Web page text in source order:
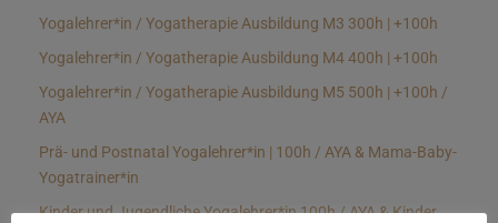
Yogalehrer*in / Yogatherapie Ausbildung M3 300h | +100h
Yogalehrer*in / Yogatherapie Ausbildung M4 400h | +100h
Yogalehrer*in / Yogatherapie Ausbildung M5 500h | +100h /
AYA
Prä- und Postnatal Yogalehrer*in | 100h / AYA & Mama-Baby-
Yogatrainer*in
Kinder und Jugendliche Yogalehrer*in 100h / AYA & Kinder